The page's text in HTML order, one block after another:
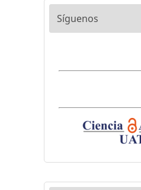
Síguenos